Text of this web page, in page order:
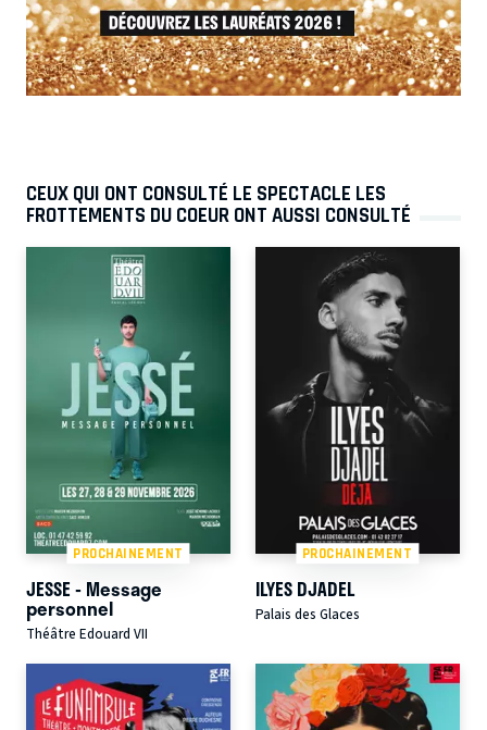
CEUX QUI ONT CONSULTÉ LE SPECTACLE LES
FROTTEMENTS DU COEUR ONT AUSSI CONSULTÉ
PROCHAINEMENT
JESSE - Message
personnel
Théâtre Edouard VII
PROCHAINEMENT
ILYES DJADEL
Palais des Glaces